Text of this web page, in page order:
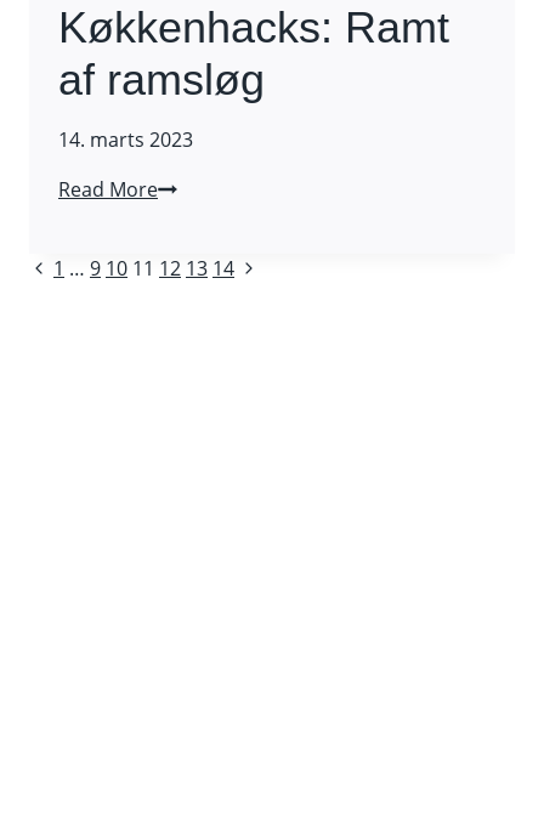
Køkkenhacks: Ramt
af ramsløg
14. marts 2023
Read MoreKøkkenhacks:
ramsløg
Page
Previous
1 … 9 10 11 12 13 14 Next